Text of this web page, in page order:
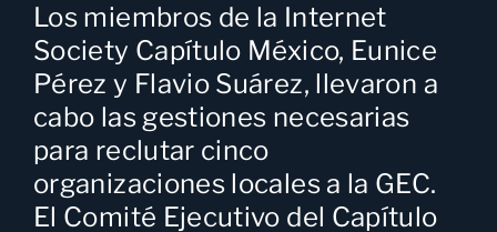
Los miembros de la Internet
Society Capítulo México, Eunice
Pérez y Flavio Suárez, llevaron a
cabo las gestiones necesarias
para reclutar cinco
organizaciones locales a la GEC.
El Comité Ejecutivo del Capítulo